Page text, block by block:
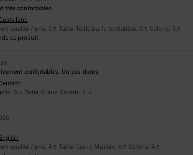
très confortables.
qualité / prix: 5/5 Taille: Taille parfaite Matière: 5/5 Coloris: 5/5
ce produit
confortables. Un peu dures
: 5/5 Taille: Grand Coloris: 5/5
qualité / prix: 4/5 Taille: Grand Matière: 4 /5 Coloris: 4 /5